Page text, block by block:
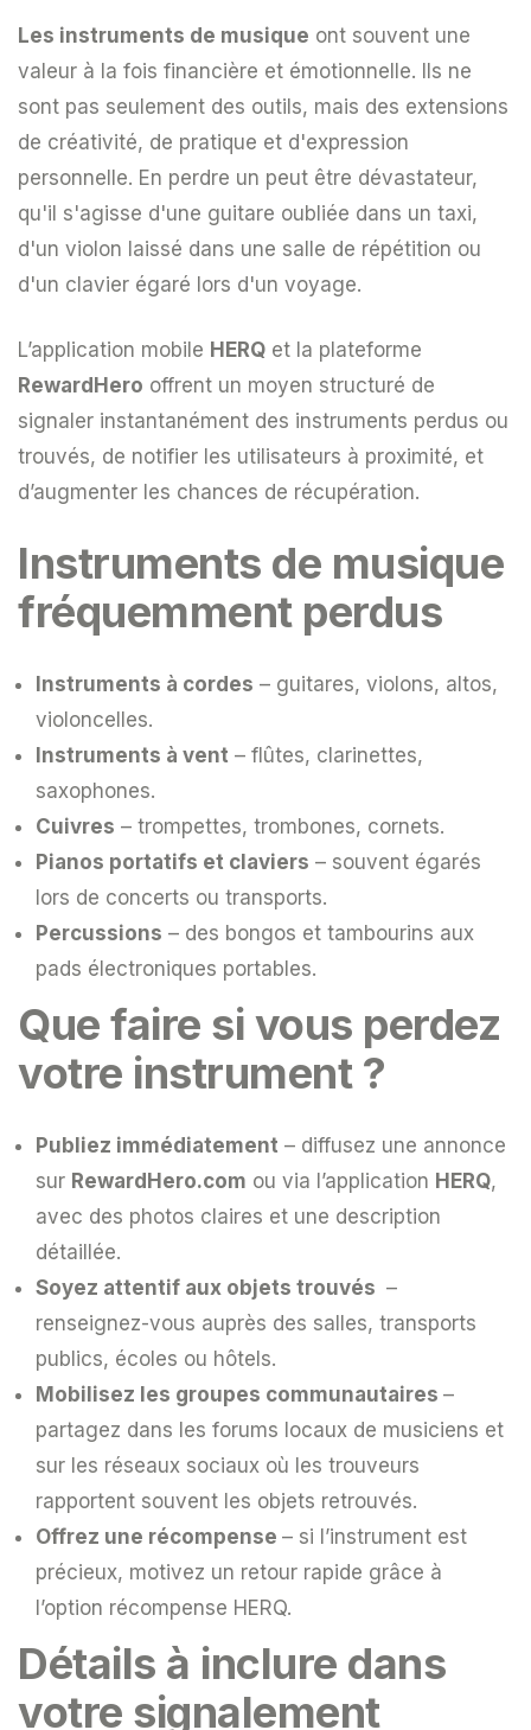
Les instruments de musique ont souvent une
valeur à la fois financière et émotionnelle. Ils ne
sont pas seulement des outils, mais des extensions
de créativité, de pratique et d'expression
personnelle. En perdre un peut être dévastateur,
qu'il s'agisse d'une guitare oubliée dans un taxi,
d'un violon laissé dans une salle de répétition ou
d'un clavier égaré lors d'un voyage.
L’application mobile HERQ et la plateforme
RewardHero offrent un moyen structuré de
signaler instantanément des instruments perdus ou
trouvés, de notifier les utilisateurs à proximité, et
d’augmenter les chances de récupération.
Instruments de musique
fréquemment perdus
Instruments à cordes – guitares, violons, altos,
violoncelles.
Instruments à vent – flûtes, clarinettes,
saxophones.
Cuivres – trompettes, trombones, cornets.
Pianos portatifs et claviers – souvent égarés
lors de concerts ou transports.
Percussions – des bongos et tambourins aux
pads électroniques portables.
Que faire si vous perdez
votre instrument ?
Publiez immédiatement – diffusez une annonce
sur RewardHero.com ou via l’application HERQ,
avec des photos claires et une description
détaillée.
Soyez attentif aux objets trouvés –
renseignez-vous auprès des salles, transports
publics, écoles ou hôtels.
Mobilisez les groupes communautaires –
partagez dans les forums locaux de musiciens et
sur les réseaux sociaux où les trouveurs
rapportent souvent les objets retrouvés.
Offrez une récompense – si l’instrument est
précieux, motivez un retour rapide grâce à
l’option récompense HERQ.
Détails à inclure dans
votre signalement